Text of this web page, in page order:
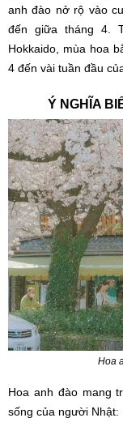
anh đào nở rộ vào
đến giữa tháng 4.
Hokkaido, mùa hoa
4 đến vài tuần đầu
Ý NGHĨA
Hoa
Hoa anh đào mang
sống của người Nhật: